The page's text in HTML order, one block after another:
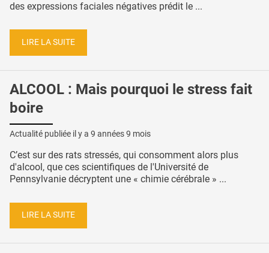
des expressions faciales négatives prédit le ...
LIRE LA SUITE
ALCOOL : Mais pourquoi le stress fait
boire
Actualité publiée il y a 9 années 9 mois
C’est sur des rats stressés, qui consomment alors plus
d'alcool, que ces scientifiques de l'Université de
Pennsylvanie décryptent une « chimie cérébrale » ...
LIRE LA SUITE